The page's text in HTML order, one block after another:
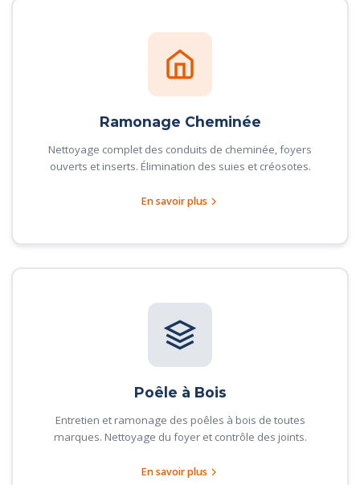
Ramonage Cheminée
Nettoyage complet des conduits de cheminée, foyers
ouverts et inserts. Élimination des suies et créosotes.
En savoir plus
Poêle à Bois
Entretien et ramonage des poêles à bois de toutes
marques. Nettoyage du foyer et contrôle des joints.
En savoir plus